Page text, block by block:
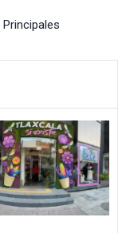
Principales